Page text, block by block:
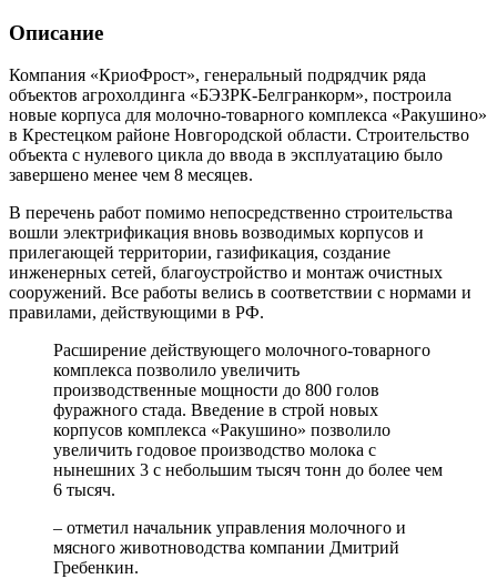
Описание
Компания «КриоФрост», генеральный подрядчик ряда
объектов агрохолдинга «БЭЗРК-Белгранкорм», построила
новые корпуса для молочно-товарного комплекса «Ракушино»
в Крестецком районе Новгородской области. Строительство
объекта с нулевого цикла до ввода в эксплуатацию было
завершено менее чем 8 месяцев.
В перечень работ помимо непосредственно строительства
вошли электрификация вновь возводимых корпусов и
прилегающей территории, газификация, создание
инженерных сетей, благоустройство и монтаж очистных
сооружений. Все работы велись в соответствии с нормами и
правилами, действующими в РФ.
Расширение действующего молочного-товарного
комплекса позволило увеличить
производственные мощности до 800 голов
фуражного стада. Введение в строй новых
корпусов комплекса «Ракушино» позволило
увеличить годовое производство молока с
нынешних 3 с небольшим тысяч тонн до более чем
6 тысяч.
– отметил начальник управления молочного и
мясного животноводства компании Дмитрий
Гребенкин.